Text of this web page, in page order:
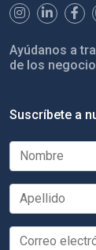
Ayúdanos a
de los
Suscríbete a